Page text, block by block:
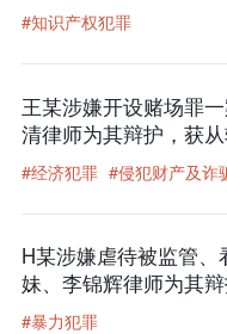
#知识产权犯罪
王某涉嫌开设赌场罪
清律师为其辩护，获
#经济犯罪 #侵犯财产及诈
H某涉嫌虐待被监管
妹、李锦辉律师为其
#暴力犯罪